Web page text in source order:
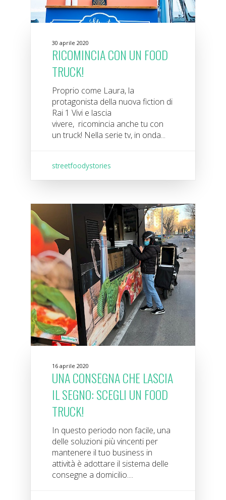
30 aprile 2020
RICOMINCIA CON UN FOOD
TRUCK!
Proprio come Laura, la
protagonista della nuova fiction di
Rai 1 Vivi e lascia
vivere, ricomincia anche tu con
un truck! Nella serie tv, in onda...
streetfoodystories
16 aprile 2020
UNA CONSEGNA CHE LASCIA
IL SEGNO: SCEGLI UN FOOD
TRUCK!
In questo periodo non facile, una
delle soluzioni più vincenti per
mantenere il tuo business in
attività è adottare il sistema delle
consegne a domicilio....